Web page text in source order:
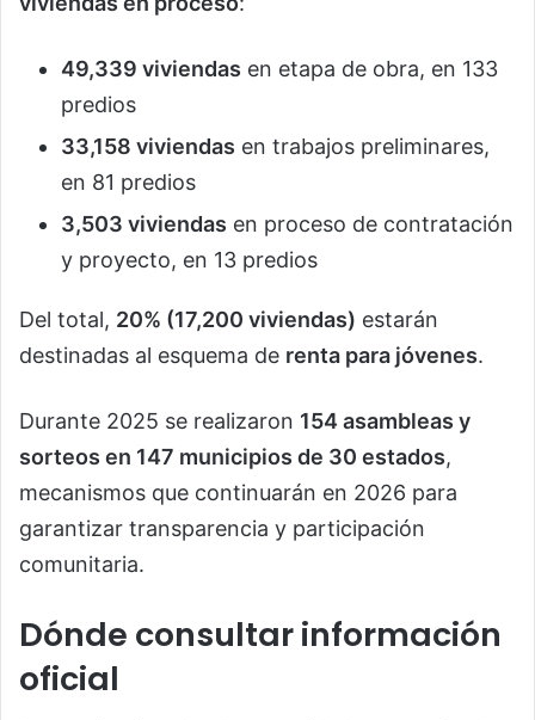
49,339 viviendas en etapa de obra, en 133
predios
33,158 viviendas en trabajos preliminares,
en 81 predios
3,503 viviendas en proceso de contratación
y proyecto, en 13 predios
Del total, 20% (17,200 viviendas) estarán
destinadas al esquema de renta para jóvenes.
Durante 2025 se realizaron 154 asambleas y
sorteos en 147 municipios de 30 estados,
mecanismos que continuarán en 2026 para
garantizar transparencia y participación
comunitaria.
Dónde consultar información
oficial